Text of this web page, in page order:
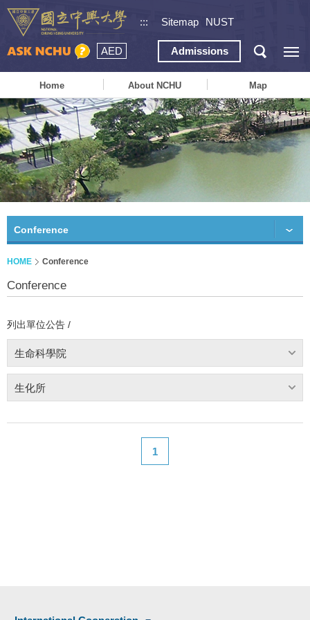
::: Sitemap NUST
AED Admissions
Home About NCHU Map
Conference
HOME Conference
Conference
列出單位公告 /
生命科學院
生化所
1